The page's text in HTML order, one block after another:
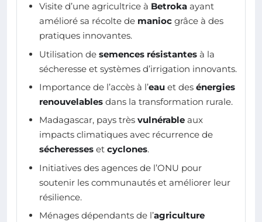
Visite d’une agricultrice à Betroka ayant
amélioré sa récolte de manioc grâce à des
pratiques innovantes.
Utilisation de semences résistantes à la
sécheresse et systèmes d’irrigation innovants.
Importance de l’accès à l’eau et des énergies
renouvelables dans la transformation rurale.
Madagascar, pays très vulnérable aux
impacts climatiques avec récurrence de
sécheresses et cyclones.
Initiatives des agences de l’ONU pour
soutenir les communautés et améliorer leur
résilience.
Ménages dépendants de l’agriculture